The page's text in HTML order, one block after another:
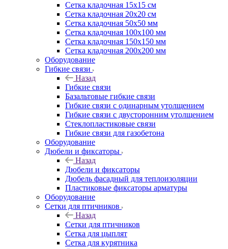
Сетка кладочная 15x15 см
Сетка кладочная 20x20 см
Сетка кладочная 50x50 мм
Сетка кладочная 100x100 мм
Сетка кладочная 150x150 мм
Сетка кладочная 200x200 мм
Оборудование
Гибкие связи
Назад
Гибкие связи
Базальтовые гибкие связи
Гибкие связи с одинарным утолщением
Гибкие связи с двусторонним утолщением
Стеклопластиковые связи
Гибкие связи для газобетона
Оборудование
Дюбели и фиксаторы
Назад
Дюбели и фиксаторы
Дюбель фасадный для теплоизоляции
Пластиковые фиксаторы арматуры
Оборудование
Сетки для птичников
Назад
Сетки для птичников
Сетка для цыплят
Сетка для курятника